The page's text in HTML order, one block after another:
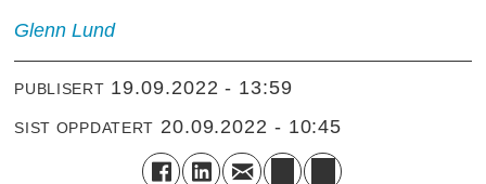
Glenn Lund
PUBLISERT 19.09.2022 - 13:59
SIST OPPDATERT 20.09.2022 - 10:45